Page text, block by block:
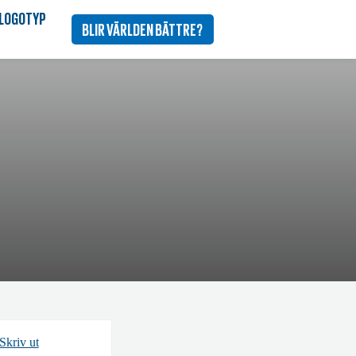
BLIR VÄRLDEN BÄTTRE?
ut